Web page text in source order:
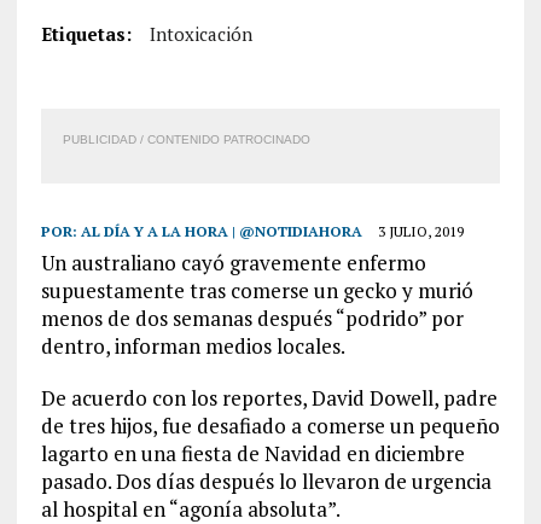
Etiquetas: Intoxicación
PUBLICIDAD / CONTENIDO PATROCINADO
POR: AL DÍA Y A LA HORA | @NOTIDIAHORA 3 JULIO, 2019
Un australiano cayó gravemente enfermo
supuestamente tras comerse un gecko y murió
menos de dos semanas después “podrido” por
dentro, informan medios locales.
De acuerdo con los reportes, David Dowell, padre
de tres hijos, fue desafiado a comerse un pequeño
lagarto en una fiesta de Navidad en diciembre
pasado. Dos días después lo llevaron de urgencia
al hospital en “agonía absoluta”.